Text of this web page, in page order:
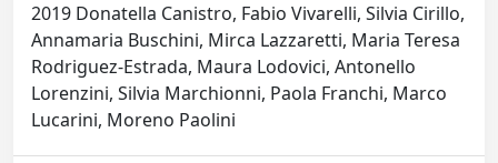
2019 Donatella Canistro, Fabio Vivarelli, Silvia Cirillo,
Annamaria Buschini, Mirca Lazzaretti, Maria Teresa
Rodriguez-Estrada, Maura Lodovici, Antonello
Lorenzini, Silvia Marchionni, Paola Franchi, Marco
Lucarini, Moreno Paolini